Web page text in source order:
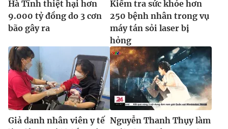
Ðiện thoại Thời báo VTV:024.66 897 897
Email:toasoan@vtv.vn
Liên hệ quảng cáo:
024-7300.7108
Hà Tĩnh thiệt hại hơn
9.000 tỷ đồng do 3 cơn
bão gây ra
Kiểm tra sức khỏe hơn
250 bệnh nhân trong vụ
máy tán sỏi laser bị
hỏng
Giả danh nhân viên y tế Nguyễn Thanh Thụy làm